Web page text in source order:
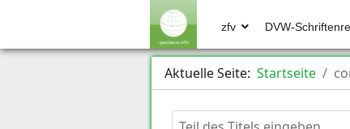
zfv DVW-
Aktuelle Seite: Startseite
Teil des Titels eingeben